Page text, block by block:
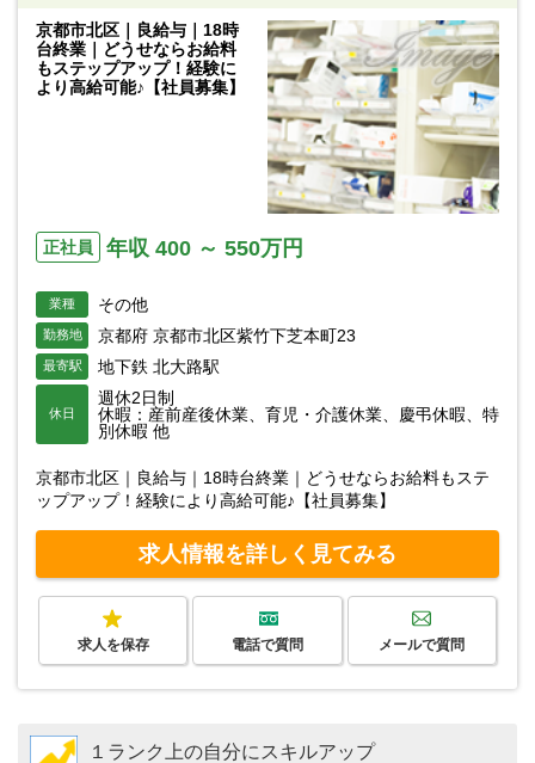
京都市北区｜良給与｜18時
台終業｜どうせならお給料
もステップアップ！経験に
より高給可能♪【社員募集】
正社員 年収 400 ～ 550万円
業種 その他
勤務地 京都府 京都市北区紫竹下芝本町23
最寄駅 地下鉄 北大路駅
休日
週休2日制
休暇：産前産後休業、育児・介護休業、慶弔休暇、特
別休暇 他
京都市北区｜良給与｜18時台終業｜どうせならお給料もステ
ップアップ！経験により高給可能♪【社員募集】
求人情報を詳しく見てみる
求人を保存 電話で質問 メールで質問
１ランク上の自分にスキルアップ